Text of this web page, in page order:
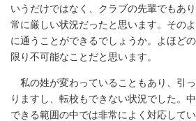
いうだけではなく、クラブの先輩でもあ
常に厳しい状況だったと思います。その
に通うことができるでしょうか。よほど
限り不可能なことだと思います。
私の姓が変わっていることもあり、引
りますし、転校もできない状況でした。
できる範囲の中では非常によく対応して